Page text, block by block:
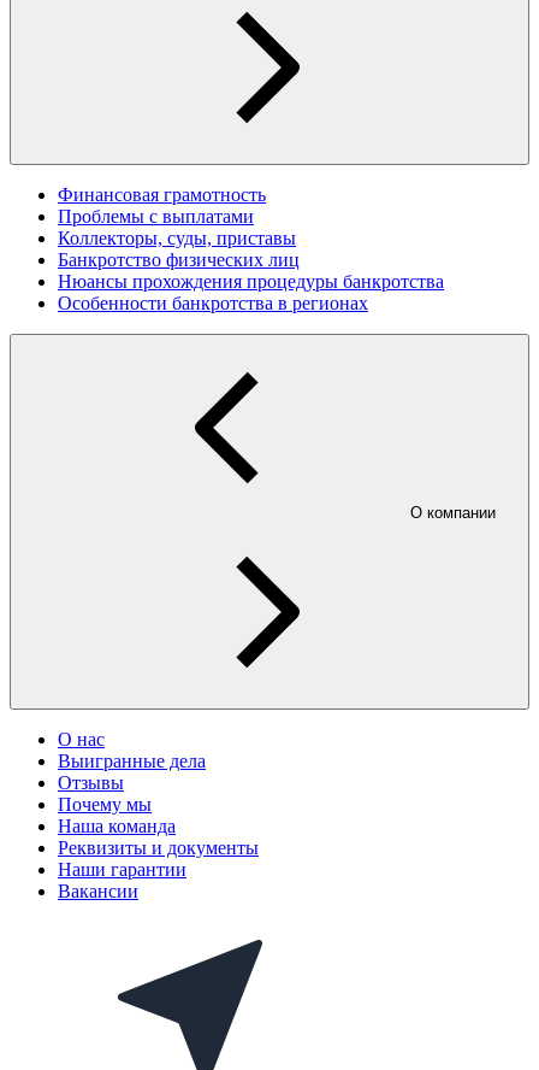
Финансовая грамотность
Проблемы с выплатами
Коллекторы, суды, приставы
Банкротство физических лиц
Нюансы прохождения процедуры банкротства
Особенности банкротства в регионах
О компании
О нас
Выигранные дела
Отзывы
Почему мы
Наша команда
Реквизиты и документы
Наши гарантии
Вакансии